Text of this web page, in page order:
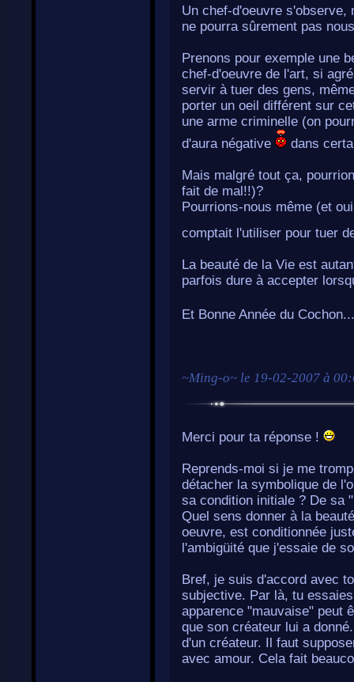
Un chef-d'oeuvre s'observe,
ne pourra sûrement pas
Prenons pour exemple une
chef-d'oeuvre de l'art, si
servir à tuer des gens,
porter un oeil différent sur
une arme criminelle (on
d'aura négative
dans
Mais malgré tout ça,
fait de mal!!)?
Pourrions-nous même (et
comptait l'utiliser pour tuer
La beauté de la Vie est
parfois dure à accepter
Et Bonne Année du
~Ming-o~ le 19-02-2007 à
Merci pour ta réponse !
Reprends-moi si je me
détacher la symbolique de
sa condition initiale ? De sa
Quel sens donner à la
oeuvre, est conditionnée
l'ambigüité que j'essaie de
Bref, je suis d'accord avec
subjective. Par là, tu
apparence "mauvaise" peut
que son créateur lui a
d'un créateur. Il faut
avec amour. Cela fait